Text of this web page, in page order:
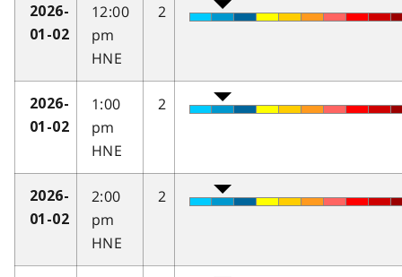
2026-
01-02
12:00
pm
HNE
2
2026-
01-02
1:00
pm
HNE
2
2026-
01-02
2:00
pm
HNE
2